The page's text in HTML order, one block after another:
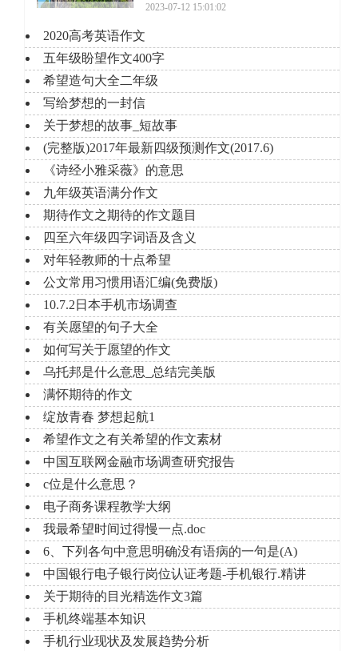
2023-07-12 15:01:02
2020高考英语作文
五年级盼望作文400字
希望造句大全二年级
写给梦想的一封信
关于梦想的故事_短故事
(完整版)2017年最新四级预测作文(2017.6)
《诗经小雅采薇》的意思
九年级英语满分作文
期待作文之期待的作文题目
四至六年级四字词语及含义
对年轻教师的十点希望
公文常用习惯用语汇编(免费版)
10.7.2日本手机市场调查
有关愿望的句子大全
如何写关于愿望的作文
乌托邦是什么意思_总结完美版
满怀期待的作文
绽放青春 梦想起航1
希望作文之有关希望的作文素材
中国互联网金融市场调查研究报告
c位是什么意思？
电子商务课程教学大纲
我最希望时间过得慢一点.doc
6、下列各句中意思明确没有语病的一句是(A)
中国银行电子银行岗位认证考题-手机银行.精讲
关于期待的目光精选作文3篇
手机终端基本知识
手机行业现状及发展趋势分析